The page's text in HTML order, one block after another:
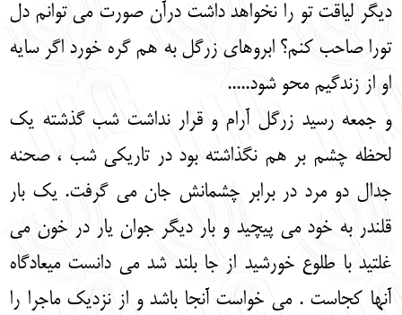
دیگر لیاقت تو را نخواهد داشت درآن صورت می توانم دل
تورا صاحب کنم؟ ابروهای زرگل به هم گره خورد اگر سایه
او از زندگیم محو شود.....
و جمعه رسید زرگل آرام و قرار نداشت شب گذشته یک
لحظه چشم بر هم نگذاشته بود در تاریکی شب ، صحنه
جدال دو مرد در برابر چشمانش جان می گرفت. یک بار
قلندر به خود می پیچید و بار دیگر جوان یار در خون می
غلتید با طلوع خورشید از جا بلند شد می دانست میعادگاه
آنها کجاست . می خواست آنجا باشد و از نزدیک ماجرا را